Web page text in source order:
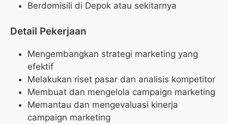
Berdomisili di Depok atau sekitarnya
Detail Pekerjaan
Mengembangkan strategi marketing yang
efektif
Melakukan riset pasar dan analisis kompetitor
Membuat dan mengelola campaign marketing
Memantau dan mengevaluasi kinerja
campaign marketing